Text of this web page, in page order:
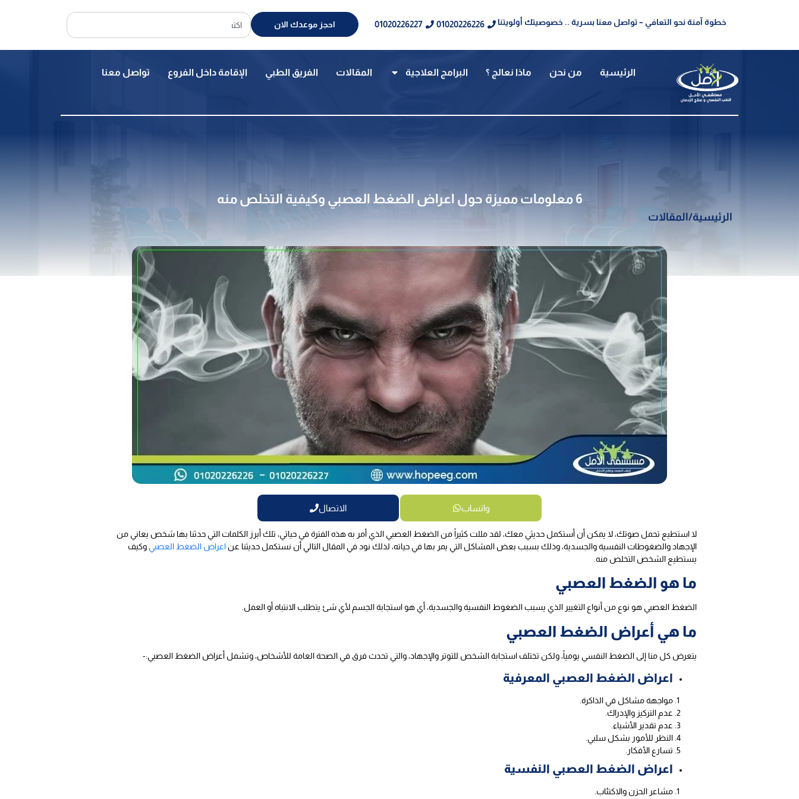
خطوة آمنة نحو التعافي – تواصل معنا بسرية .. خصوصيتك أولويتنا 01020226226
01020226227 احجز موعدك الان
الرئيسية من نحن ماذا نعالج ؟ البرامج العلاجية المقالات الفريق الطبي الإقامة داخل الفروع تواصل معنا
6 معلومات مميزة حول اعراض الضغط العصبي وكيفية التخلص منه
الرئيسية/المقالات
واتساب الاتصال
لا استطيع تحمل صوتك، لا يمكن أن أستكمل حديثي معك، لقد مللت كثيراً من الضغط العصبي الذي أمر به هذه الفترة في حياتي، تلك أبرز الكلمات التي حدثنا بها شخص يعاني من
الإجهاد والضغوطات النفسية والجسدية، وذلك بسبب بعض المشاكل التي يمر بها في حياته، لذلك نود في المقال التالي أن نستكمل حديثنا عناعراض الضغط العصبي وكيف
يستطيع الشخص التخلص منه.
ما هو الضغط العصبي
الضغط العصبي هو نوع من أنواع التغيير الذي يسبب الضغوط النفسية والجسدية، أي هو استجابة الجسم لأي شئ يتطلب الانتباه أو العمل.
ما هي أعراض الضغط العصبي
يتعرض كل منا إلى الضغط النفسي يومياً، ولكن تختلف استجابة الشخص للتوتر والإجهاد، والتي تحدث فرق في الصحة العامة للأشخاص، وتشمل أعراض الضغط العصبي:-
اعراض الضغط العصبي المعرفية
مواجهة مشاكل في الذاكرة.
عدم التركيز والإدراك.
عدم تقدير الأشياء.
النظر للأمور بشكل سلبي.
تسارع الأفكار.
اعراض الضغط العصبي النفسية
مشاعر الحزن والاكتئاب.